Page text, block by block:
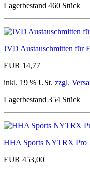
Lagerbestand 460 Stück
JVD Austauschmitten für
EUR 14,77
inkl. 19 % USt. zzgl.
Lagerbestand 354 Stück
HHA Sports NYTRX Pro
EUR 453,00